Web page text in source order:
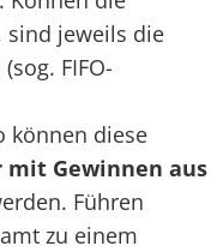
sind jeweils die
FIFO-
können diese
mit Gewinnen aus
Führen
zu einem